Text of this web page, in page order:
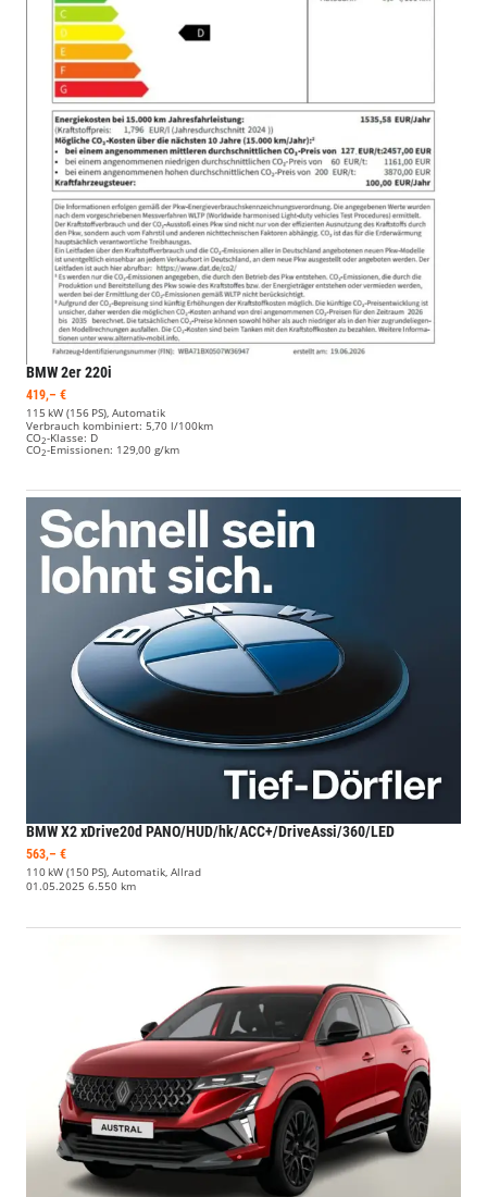
BMW 2er220i
419,– €
115 kW (156 PS), Automatik
Verbrauch kombiniert: 5,70 l/100km
CO2-Klasse: D
CO2-Emissionen: 129,00 g/km
BMW X2xDrive20d PANO/HUD/hk/ACC+/DriveAssi/360/LED
563,– €
110 kW (150 PS), Automatik, Allrad
01.05.2025 6.550 km